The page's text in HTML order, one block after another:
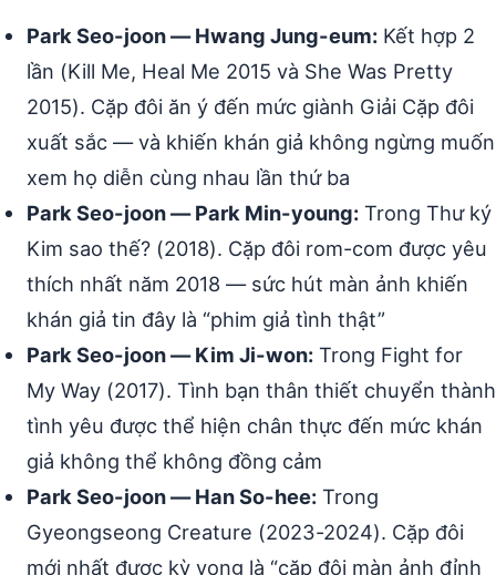
Park Seo-joon — Hwang Jung-eum: Kết hợp 2
lần (Kill Me, Heal Me 2015 và She Was Pretty
2015). Cặp đôi ăn ý đến mức giành Giải Cặp đôi
xuất sắc — và khiến khán giả không ngừng muốn
xem họ diễn cùng nhau lần thứ ba
Park Seo-joon — Park Min-young: Trong Thư ký
Kim sao thế? (2018). Cặp đôi rom-com được yêu
thích nhất năm 2018 — sức hút màn ảnh khiến
khán giả tin đây là “phim giả tình thật”
Park Seo-joon — Kim Ji-won: Trong Fight for
My Way (2017). Tình bạn thân thiết chuyển thành
tình yêu được thể hiện chân thực đến mức khán
giả không thể không đồng cảm
Park Seo-joon — Han So-hee: Trong
Gyeongseong Creature (2023-2024). Cặp đôi
mới nhất được kỳ vọng là “cặp đôi màn ảnh đỉnh